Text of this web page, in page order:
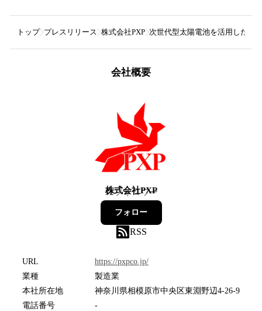
トップ プレスリリース 株式会社PXP 次世代型太陽電池を活用した燃
会社概要
株式会社PXP
12フォロワー
フォロー
RSS
URL
https://pxpco.jp/
業種
製造業
本社所在地
神奈川県相模原市中央区東淵野辺4-26-9
電話番号
-